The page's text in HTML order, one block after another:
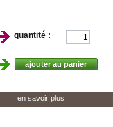
quantité :
en savoir plus